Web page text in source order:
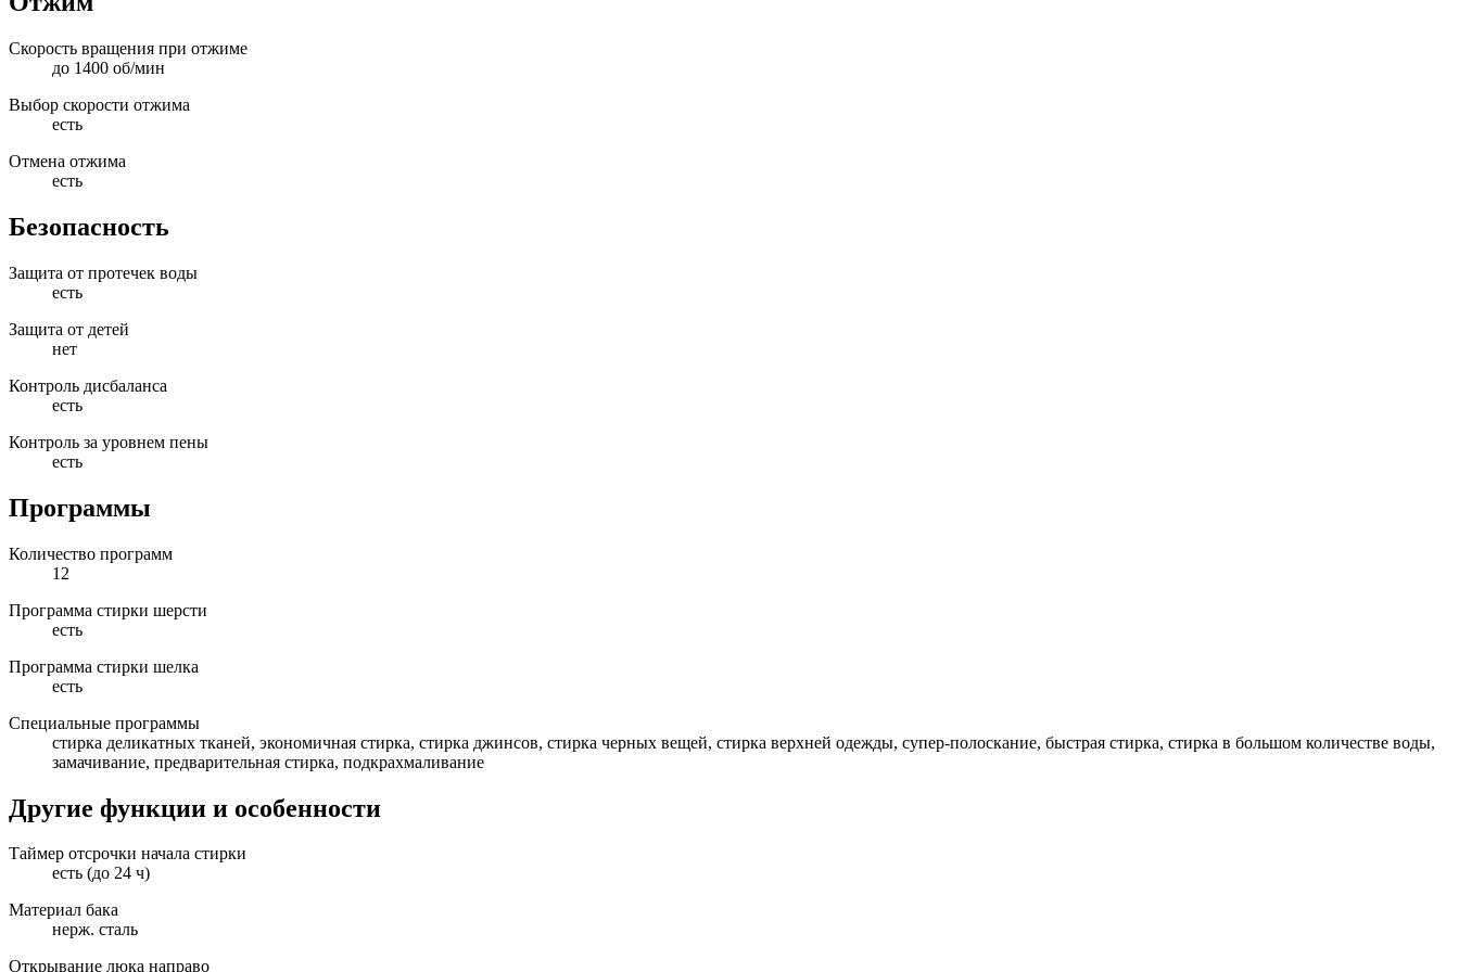
Скорость вращения при отжиме
до 1400 об/мин
Выбор скорости отжима
есть
Отмена отжима
есть
Безопасность
Защита от протечек воды
есть
Защита от детей
нет
Контроль дисбаланса
есть
Контроль за уровнем пены
есть
Программы
Количество программ
12
Программа стирки шерсти
есть
Программа стирки шелка
есть
Специальные программы
стирка деликатных тканей, экономичная стирка, стирка джинсов, стирка черных вещей, стирка верхней одежды, супер-полоскание, быстрая стирка, стирка в большом количестве воды,
замачивание, предварительная стирка, подкрахмаливание
Другие функции и особенности
Таймер отсрочки начала стирки
есть (до 24 ч)
Материал бака
нерж. сталь
Открывание люка направо